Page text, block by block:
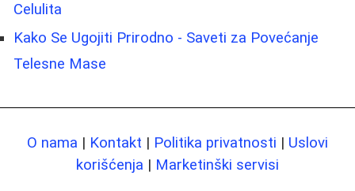
Celulita
Kako Se Ugojiti Prirodno - Saveti za Povećanje
Telesne Mase
O nama | Kontakt | Politika privatnosti | Uslovi
korišćenja | Marketinški servisi